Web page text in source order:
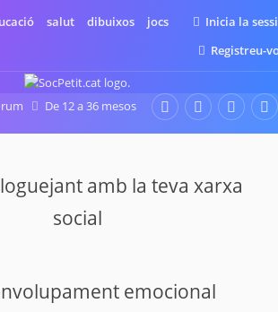
salut dibuixos jocs
Inicia la
Registreu-
De 12 a 36 mesos
emocional
amb la teva xarxa
social
emocional